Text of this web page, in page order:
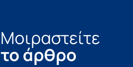
Μοιραστείτε
το άρθρο